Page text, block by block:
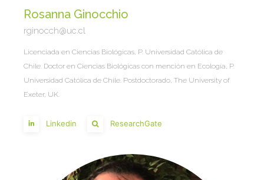
Rosanna Ginocchio
rginocch@uc.cl
Licenciada en Ciencias Biológicas, P. Universidad Católica de
Chile. Doctor en Ciencias Biológicas con mención en Ecología, P.
Universidad Católica de Chile. Postdoctorado, The University of
Exeter, UK.
Linkedin ResearchGate